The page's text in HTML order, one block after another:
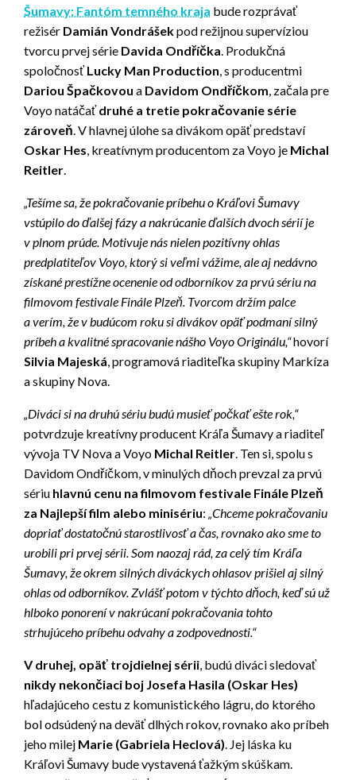
Šumavy: Fantóm temného kraja bude rozprávať
režisér Damián Vondrášekpod režijnou supervíziou
tvorcu prvej série Davida Ondříčka. Produkčná
spoločnosťLucky Man Production, s producentmi
Dariou Špačkovou a Davidom Ondříčkom, začala pre
Voyo natáčaťdruhé a tretie pokračovanie série
zároveň. V hlavnej úlohe sa divákom opäť predstaví
Oskar Hes, kreatívnym producentom za Voyo je Michal
Reitler.
„Tešíme sa, že pokračovanie príbehu o Kráľovi Šumavy
vstúpilo do ďalšej fázy a nakrúcanie ďalších dvoch sérií je
v plnom prúde. Motivuje nás nielen pozitívny ohlas
predplatiteľov Voyo, ktorý si veľmi vážime, ale aj nedávno
získané prestížne ocenenie od odborníkov za prvú sériu na
filmovom festivale Finále Plzeň. Tvorcom držím palce
a verím, že v budúcom roku si divákov opäť podmaní silný
príbeh a kvalitné spracovanie nášho Voyo Originálu,“hovorí
Silvia Majeská, programová riaditeľka skupiny Markíza
a skupiny Nova.
„Diváci si na druhú sériu budú musieť počkať ešte rok,“
potvrdzuje kreatívny producent Kráľa Šumavy a riaditeľ
vývoja TV Nova a Voyo Michal Reitler. Ten si, spolu s
Davidom Ondříčkom, v minulých dňoch prevzal za prvú
sériu hlavnú cenu na filmovom festivale Finále Plzeň
za Najlepší film alebo minisériu: „Chceme pokračovaniu
dopriať dostatočnú starostlivosť a čas, rovnako ako sme to
urobili pri prvej sérii. Som naozaj rád, za celý tím Kráľa
Šumavy, že okrem silných diváckych ohlasov prišiel aj silný
ohlas od odborníkov. Zvlášť potom v týchto dňoch, keď sú už
hlboko ponorení v nakrúcaní pokračovania tohto
strhujúceho príbehu odvahy a zodpovednosti.“
V druhej, opäť trojdielnej sérii, budú diváci sledovať
nikdy nekončiaci boj Josefa Hasila (Oskar Hes)
hľadajúceho cestu z komunistického lágru, do ktorého
bol odsúdený na deväť dlhých rokov, rovnako ako príbeh
jeho milej Marie (Gabriela Heclová). Jej láska ku
Kráľovi Šumavy bude vystavená ťažkým skúškam.